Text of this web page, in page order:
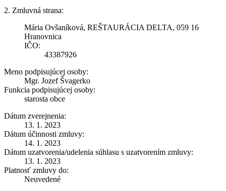
2. Zmluvná strana:
Mária Ovšaníková, REŠTAURÁCIA DELTA, 059 16
Hranovnica
IČO:
43387926
Meno podpisujúcej osoby:
Mgr. Jozef Švagerko
Funkcia podpisujúcej osoby:
starosta obce
Dátum zverejnenia:
13. 1. 2023
Dátum účinnosti zmluvy:
14. 1. 2023
Dátum uzatvorenia/udelenia súhlasu s uzatvorením zmluvy:
13. 1. 2023
Platnosť zmluvy do:
Neuvedené